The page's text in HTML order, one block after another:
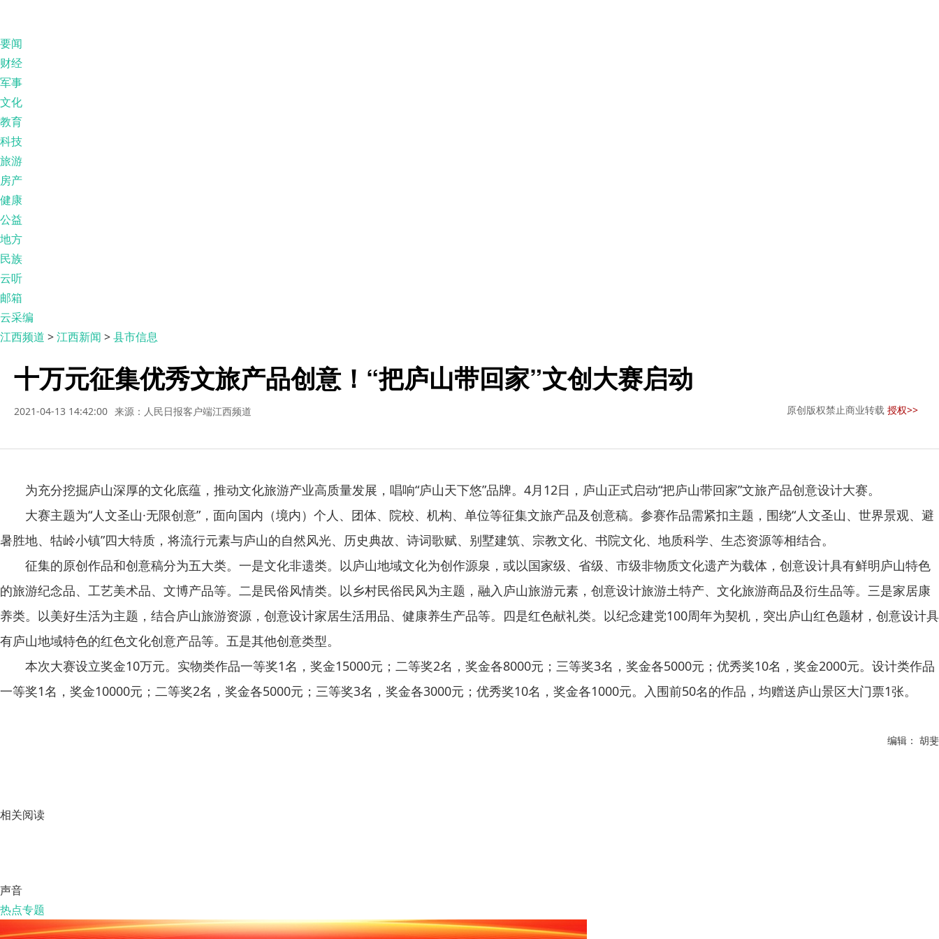
要闻
财经
军事
文化
教育
科技
旅游
房产
健康
公益
地方
民族
云听
邮箱
云采编
江西频道 >江西新闻 >县市信息
十万元征集优秀文旅产品创意！“把庐山带回家”文创大赛启动
2021-04-13 14:42:00 来源：人民日报客户端江西频道 原创版权禁止商业转载 授权>>
为充分挖掘庐山深厚的文化底蕴，推动文化旅游产业高质量发展，唱响“庐山天下悠”品牌。4月12日，庐山正式启动“把庐山带回家”文旅产品创意设计大赛。
大赛主题为“人文圣山·无限创意”，面向国内（境内）个人、团体、院校、机构、单位等征集文旅产品及创意稿。参赛作品需紧扣主题，围绕“人文圣山、世界景观、避
暑胜地、牯岭小镇”四大特质，将流行元素与庐山的自然风光、历史典故、诗词歌赋、别墅建筑、宗教文化、书院文化、地质科学、生态资源等相结合。
征集的原创作品和创意稿分为五大类。一是文化非遗类。以庐山地域文化为创作源泉，或以国家级、省级、市级非物质文化遗产为载体，创意设计具有鲜明庐山特色
的旅游纪念品、工艺美术品、文博产品等。二是民俗风情类。以乡村民俗民风为主题，融入庐山旅游元素，创意设计旅游土特产、文化旅游商品及衍生品等。三是家居康
养类。以美好生活为主题，结合庐山旅游资源，创意设计家居生活用品、健康养生产品等。四是红色献礼类。以纪念建党100周年为契机，突出庐山红色题材，创意设计具
有庐山地域特色的红色文化创意产品等。五是其他创意类型。
本次大赛设立奖金10万元。实物类作品一等奖1名，奖金15000元；二等奖2名，奖金各8000元；三等奖3名，奖金各5000元；优秀奖10名，奖金2000元。设计类作品
一等奖1名，奖金10000元；二等奖2名，奖金各5000元；三等奖3名，奖金各3000元；优秀奖10名，奖金各1000元。入围前50名的作品，均赠送庐山景区大门票1张。
编辑： 胡斐
相关阅读
声音
热点专题